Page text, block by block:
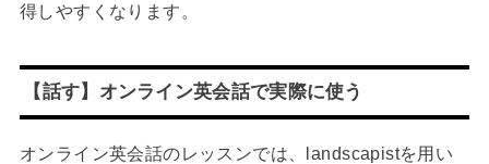
得しやすくなります。
【話す】オンライン英会話で実際に使う
オンライン英会話のレッスンでは、landscapistを用い